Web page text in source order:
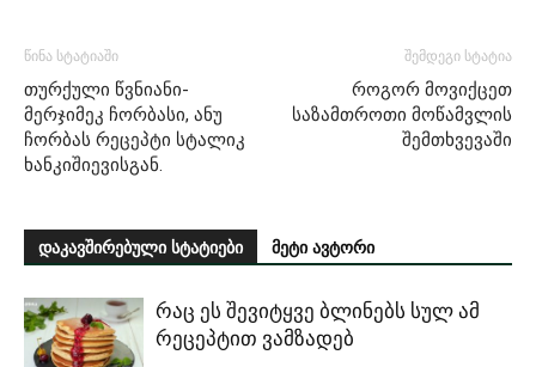
წინა სტატიაში
თურქული წვნიანი-
მერჯიმეკ ჩორბასი, ანუ
ჩორბას რეცეპტი სტალიკ
ხანკიშიევისგან.
შემდეგი სტატია
როგორ მოვიქცეთ
საზამთროთი მოწამვლის
შემთხვევაში
დაკავშირებული სტატიები მეტი ავტორი
რაც ეს შევიტყვე ბლინებს სულ ამ
რეცეპტით ვამზადებ